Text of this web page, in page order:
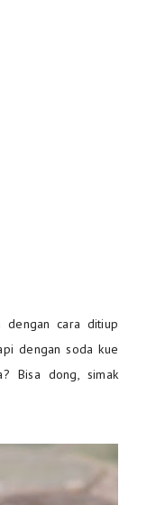
dengan cara ditiup
dengan soda kue
Bisa dong, simak